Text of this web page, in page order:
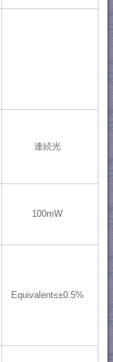
連続光
100mW
Equivalent≤±0.5%